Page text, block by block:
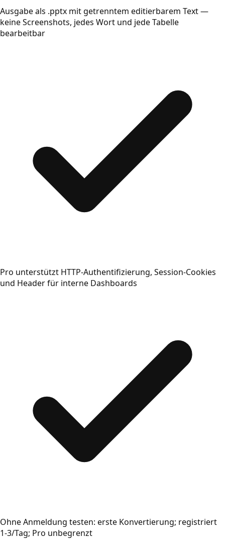
Ausgabe als .pptx mit getrenntem editierbarem Text —
keine Screenshots, jedes Wort und jede Tabelle
bearbeitbar
Pro unterstützt HTTP-Authentifizierung, Session-Cookies
und Header für interne Dashboards
Ohne Anmeldung testen: erste Konvertierung; registriert
1-3/Tag; Pro unbegrenzt